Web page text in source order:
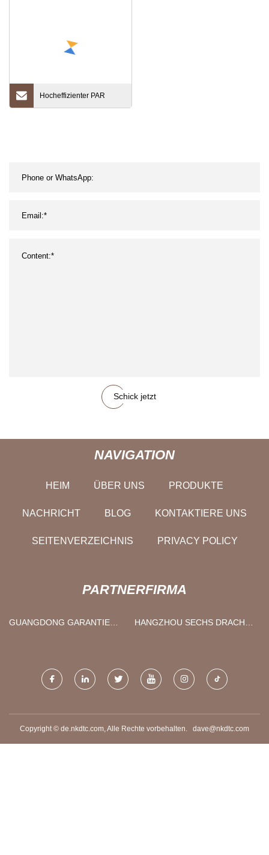
Hocheffizienter PAR
Schick jetzt
NAVIGATION
HEIM ÜBER UNS PRODUKTE
NACHRICHT BLOG KONTAKTIERE UNS
SEITENVERZEICHNIS PRIVACY POLICY
PARTNERFIRMA
GUANGDONG GARANTIE
HANGZHOU SECHS DRACHE
Copyright © de.nkdtc.com, Alle Rechte vorbehalten. dave@nkdtc.com